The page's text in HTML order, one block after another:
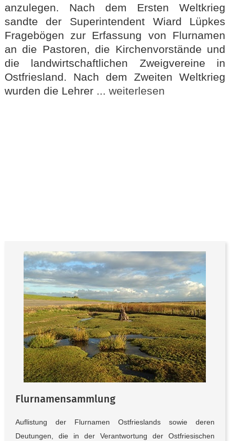
anzulegen. Nach dem Ersten Weltkrieg
sandte der Superintendent Wiard Lüpkes
Fragebögen zur Erfassung von Flurnamen
an die Pastoren, die Kirchenvorstände und
die landwirtschaftlichen Zweigvereine in
Ostfriesland. Nach dem Zweiten Weltkrieg
wurden die Lehrer ... weiterlesen
Flurnamensammlung
Auflistung der Flurnamen Ostfrieslands sowie deren
Deutungen, die in der Verantwortung der Ostfriesischen